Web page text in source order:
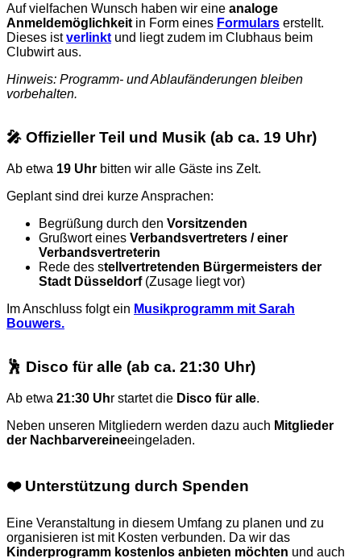
Auf vielfachen Wunsch haben wir eine analoge
Anmeldemöglichkeit in Form eines Formulars erstellt.
Dieses istverlinkt und liegt zudem im Clubhaus beim
Clubwirt aus.
Hinweis: Programm- und Ablaufänderungen bleiben
vorbehalten.
🎤 Offizieller Teil und Musik (ab ca. 19 Uhr)
Ab etwa 19 Uhr bitten wir alle Gäste ins Zelt.
Geplant sind drei kurze Ansprachen:
Begrüßung durch den Vorsitzenden
Grußwort eines Verbandsvertreters / einer
Verbandsvertreterin
Rede des stellvertretenden Bürgermeisters der
Stadt Düsseldorf(Zusage liegt vor)
Im Anschluss folgt ein Musikprogramm mit Sarah
Bouwers.
🕺 Disco für alle (ab ca. 21:30 Uhr)
Ab etwa 21:30 Uhr startet die Disco für alle.
Neben unseren Mitgliedern werden dazu auch Mitglieder
der Nachbarvereineeingeladen.
❤️ Unterstützung durch Spenden
Eine Veranstaltung in diesem Umfang zu planen und zu
organisieren ist mit Kosten verbunden. Da wir das
Kinderprogramm kostenlos anbieten möchten und auch